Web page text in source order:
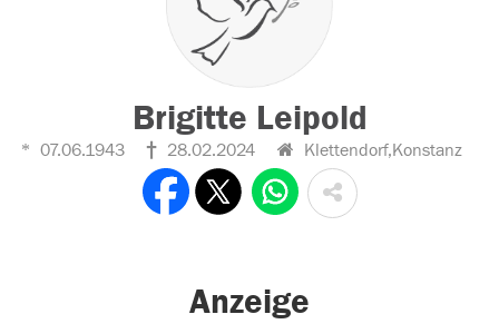
Brigitte Leipold
07.06.1943 28.02.2024 Klettendorf,Konstanz
Anzeige